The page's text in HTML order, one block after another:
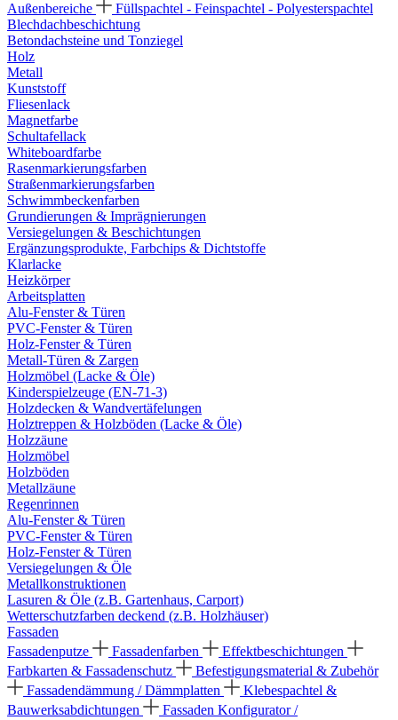
Außenbereiche
Füllspachtel - Feinspachtel - Polyesterspachtel
Blechdachbeschichtung
Betondachsteine und Tonziegel
Holz
Metall
Kunststoff
Fliesenlack
Magnetfarbe
Schultafellack
Whiteboardfarbe
Rasenmarkierungsfarben
Straßenmarkierungsfarben
Schwimmbeckenfarben
Grundierungen & Imprägnierungen
Versiegelungen & Beschichtungen
Ergänzungsprodukte, Farbchips & Dichtstoffe
Klarlacke
Heizkörper
Arbeitsplatten
Alu-Fenster & Türen
PVC-Fenster & Türen
Holz-Fenster & Türen
Metall-Türen & Zargen
Holzmöbel (Lacke & Öle)
Kinderspielzeuge (EN-71-3)
Holzdecken & Wandvertäfelungen
Holztreppen & Holzböden (Lacke & Öle)
Holzzäune
Holzmöbel
Holzböden
Metallzäune
Regenrinnen
Alu-Fenster & Türen
PVC-Fenster & Türen
Holz-Fenster & Türen
Versiegelungen & Öle
Metallkonstruktionen
Lasuren & Öle (z.B. Gartenhaus, Carport)
Wetterschutzfarben deckend (z.B. Holzhäuser)
Fassaden
Fassadenputze
Fassadenfarben
Effektbeschichtungen
Farbkarten & Fassadenschutz
Befestigungsmaterial & Zubehör
Fassadendämmung / Dämmplatten
Klebespachtel &
Bauwerksabdichtungen
Fassaden Konfigurator /